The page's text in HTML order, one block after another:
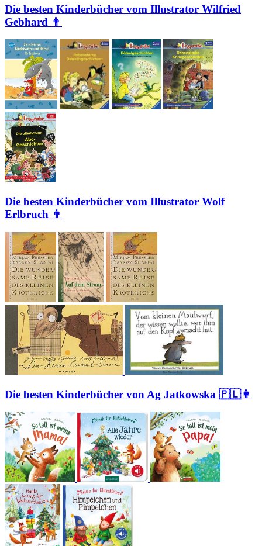
Die besten Kinderbücher vom Illustrator Wilfried
Gebhard 👨
Die besten Kinderbücher vom Illustrator Wolf
Erlbruch 👨
Die besten Kinderbücher von Ag Jatkowska 🇵🇱👩